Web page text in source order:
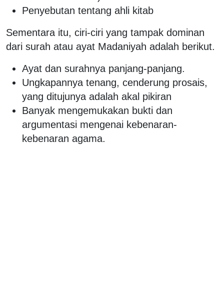
Penyebutan tentang ahli kitab
Sementara itu, ciri-ciri yang tampak dominan
dari surah atau ayat Madaniyah adalah berikut.
Ayat dan surahnya panjang-panjang.
Ungkapannya tenang, cenderung prosais,
yang ditujunya adalah akal pikiran
Banyak mengemukakan bukti dan
argumentasi mengenai kebenaran-
kebenaran agama.